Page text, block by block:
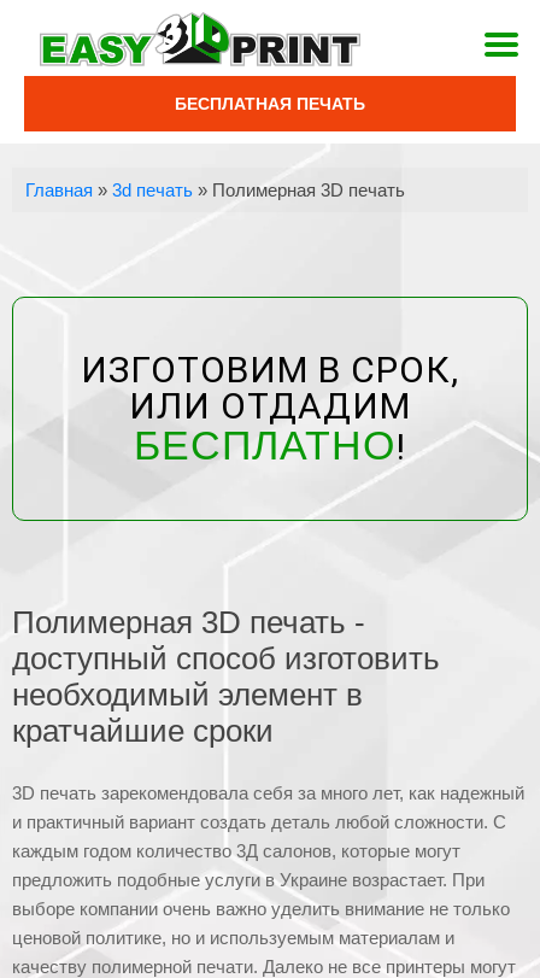
БЕСПЛАТНАЯ ПЕЧАТЬ
Главная »3d печать » Полимерная 3D печать
ИЗГОТОВИМ В СРОК,
ИЛИ ОТДАДИМ
БЕСПЛАТНО!
Полимерная 3D печать -
доступный способ изготовить
необходимый элемент в
кратчайшие сроки
3D печать зарекомендовала себя за много лет, как надежный
и практичный вариант создать деталь любой сложности. С
каждым годом количество 3Д салонов, которые могут
предложить подобные услуги в Украине возрастает. При
выборе компании очень важно уделить внимание не только
ценовой политике, но и используемым материалам и
качеству полимерной печати. Далеко не все принтеры могут